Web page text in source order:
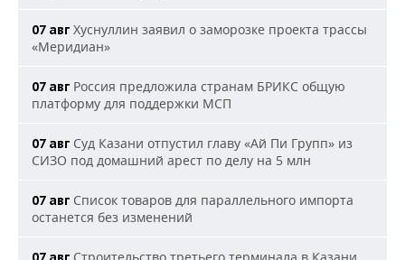
07 авг Хуснуллин заявил о заморозке проекта трассы
«Меридиан»
07 авг Россия предложила странам БРИКС общую
платформу для поддержки МСП
07 авг Суд Казани отпустил главу «Ай Пи Групп» из
СИЗО под домашний арест по делу на 5 млн
07 авг Список товаров для параллельного импорта
останется без изменений